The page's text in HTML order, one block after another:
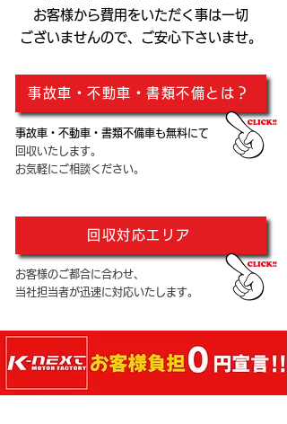
お客様から費用をいただく事は一切
ございませんので、ご安心下さいませ。
事故車・不動車・書類不備車も無料にて
回収いたします。
​お気軽にご相談ください。
事故車・不動車・書類不備とは？
お客様のご都合に合わせ、
当社担当者が迅速に対応いたします。
回収対応エリア